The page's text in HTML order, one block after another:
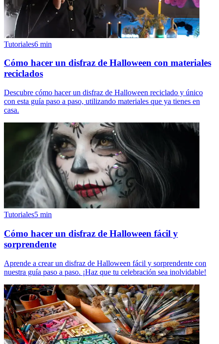
Tutoriales6 min
Cómo hacer un disfraz de Halloween con materiales
reciclados
Descubre cómo hacer un disfraz de Halloween reciclado y único
con esta guía paso a paso, utilizando materiales que ya tienes en
casa.
Tutoriales5 min
Cómo hacer un disfraz de Halloween fácil y
sorprendente
Aprende a crear un disfraz de Halloween fácil y sorprendente con
nuestra guía paso a paso. ¡Haz que tu celebración sea inolvidable!